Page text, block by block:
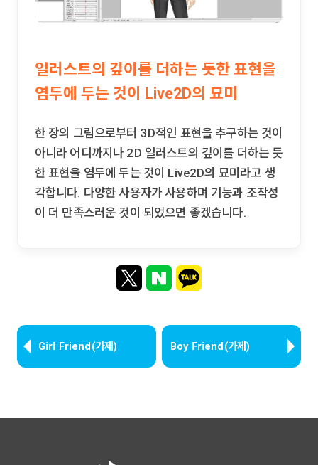
일러스트의 깊이를 더하는 듯한 표현을
염두에 두는 것이 Live2D의 묘미
한 장의 그림으로부터 3D적인 표현을 추구하는 것이
아니라 어디까지나 2D 일러스트의 깊이를 더하는 듯
한 표현을 염두에 두는 것이 Live2D의 묘미라고 생
각합니다. 다양한 사용자가 사용하며 기능과 조작성
이 더 만족스러운 것이 되었으면 좋겠습니다.
Girl Friend(가제) Boy Friend(가제)